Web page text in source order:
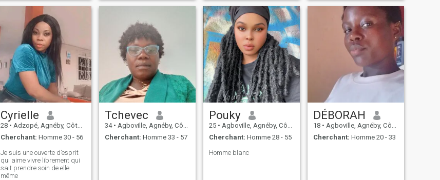
Cyrielle
28 • Adzopé, Agnéby, Côte d'ivoire
Cherchant: Homme 30 - 56
Je suis une ouverte d’esprit
qui aime vivre librement qui
sait prendre soin de elle
même
Tchevec
34 • Agboville, Agnéby, Côte d'ivoire
Cherchant: Homme 33 - 57
Pouky
25 • Agboville, Agnéby, Côte d'ivoire
Cherchant: Homme 28 - 55
Homme blanc
DÉBORAH
18 • Agboville, Agnéby, Côte d'ivoire
Cherchant: Homme 20 - 33